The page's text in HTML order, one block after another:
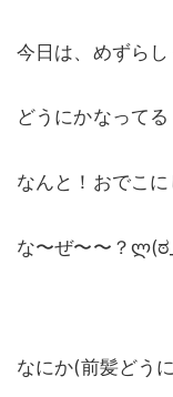
今日は、めずら
どうにかなって
なんと！おでこに
な〜ぜ〜〜？
なにか(前髪どう